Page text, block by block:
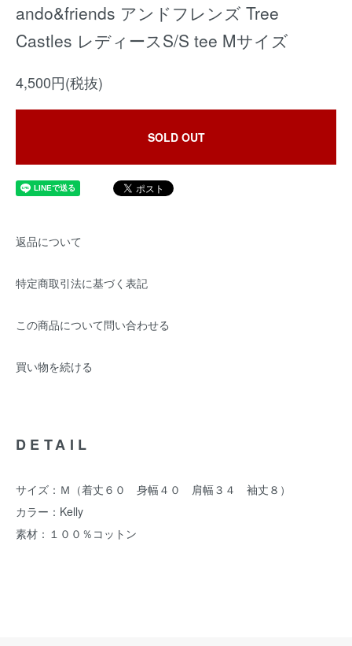
ando&friends アンドフレンズ Tree
Castles レディースS/S tee Mサイズ
4,500円(税抜)
SOLD OUT
返品について
特定商取引法に基づく表記
この商品について問い合わせる
買い物を続ける
DETAIL
サイズ：Ｍ（着丈６０ 身幅４０ 肩幅３４ 袖丈８）
カラー：Kelly
素材：１００％コットン